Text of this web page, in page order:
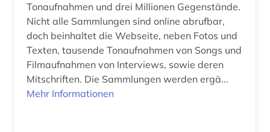
gehörbildung (3)
geisteswissenschaften (21)
geistliches lied (1)
gelehrter (1)
Tonaufnahmen und drei Millionen Gegenstände.
Nicht alle Sammlungen sind online abrufbar,
doch beinhaltet die Webseite, neben Fotos und
Texten, tausende Tonaufnahmen von Songs und
Filmaufnahmen von Interviews, sowie deren
Mitschriften. Die Sammlungen werden ergä...
Mehr Informationen